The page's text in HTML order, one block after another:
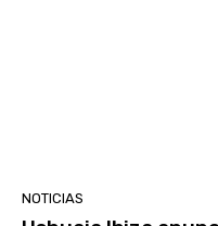
NOTICIAS